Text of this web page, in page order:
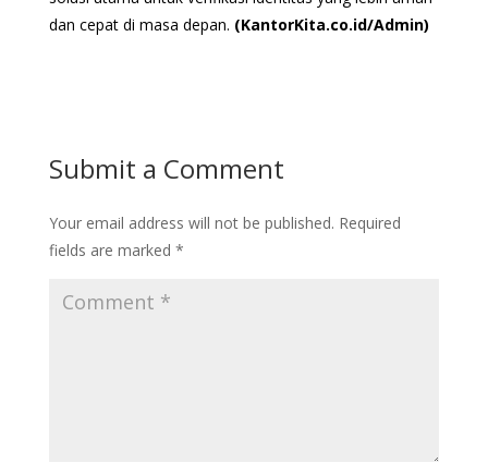
dan cepat di masa depan. (KantorKita.co.id/Admin)
Submit a Comment
Your email address will not be published. Required
fields are marked *